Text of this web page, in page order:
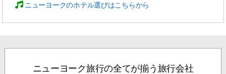
ニューヨークのホテル選びはこちらから
ニューヨーク旅行の全てが揃う旅行会社